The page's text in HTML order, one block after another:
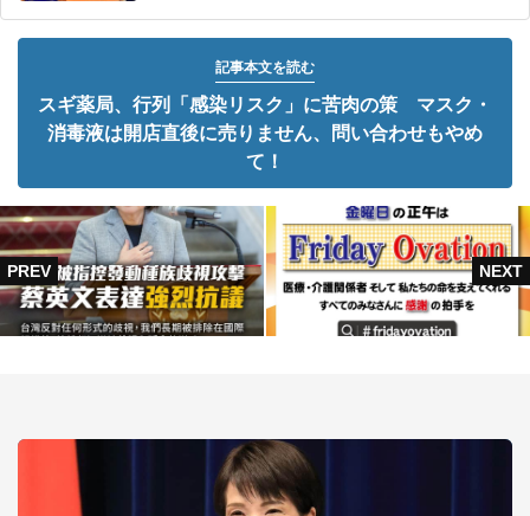
記事本文を読む
スギ薬局、行列「感染リスク」に苦肉の策 マスク・
消毒液は開店直後に売りません、問い合わせもやめ
て！